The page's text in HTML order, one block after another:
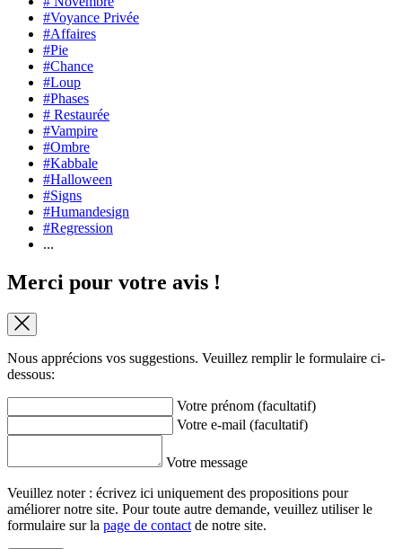
#Voyance Privée
#Affaires
#Pie
#Chance
#Loup
#Phases
# Restaurée
#Vampire
#Ombre
#Kabbale
#Halloween
#Signs
#Humandesign
#Regression
...
Merci pour votre avis !
Nous apprécions vos suggestions. Veuillez remplir le formulaire ci-
dessous:
Votre prénom (facultatif)
Votre e-mail (facultatif)
Votre message
Veuillez noter : écrivez ici uniquement des propositions pour
améliorer notre site. Pour toute autre demande, veuillez utiliser le
formulaire sur la page de contact de notre site.